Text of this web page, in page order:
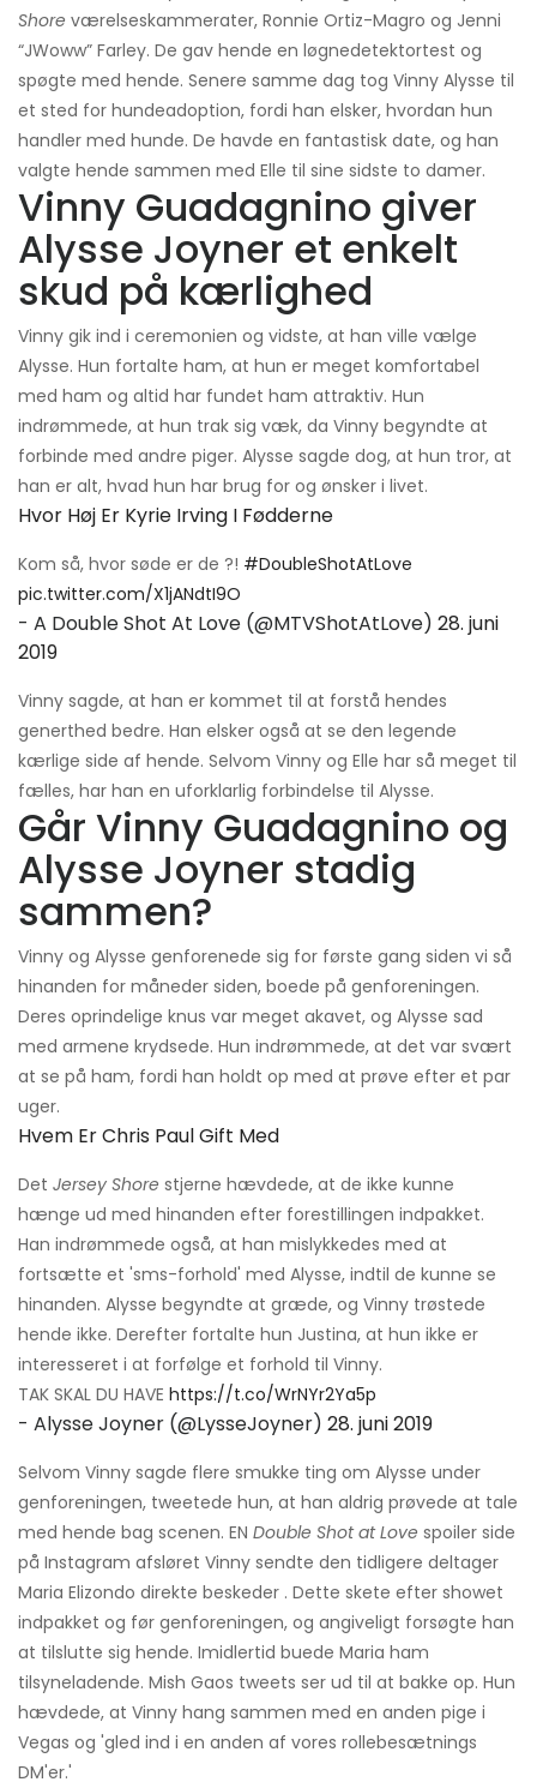
Shore værelseskammerater, Ronnie Ortiz-Magro og Jenni
“JWoww” Farley. De gav hende en løgnedetektortest og
spøgte med hende. Senere samme dag tog Vinny Alysse til
et sted for hundeadoption, fordi han elsker, hvordan hun
handler med hunde. De havde en fantastisk date, og han
valgte hende sammen med Elle til sine sidste to damer.
Vinny Guadagnino giver
Alysse Joyner et enkelt
skud på kærlighed
Vinny gik ind i ceremonien og vidste, at han ville vælge
Alysse. Hun fortalte ham, at hun er meget komfortabel
med ham og altid har fundet ham attraktiv. Hun
indrømmede, at hun trak sig væk, da Vinny begyndte at
forbinde med andre piger. Alysse sagde dog, at hun tror, ​​at
han er alt, hvad hun har brug for og ønsker i livet.
Hvor Høj Er Kyrie Irving I Fødderne
Kom så, hvor søde er de ?! #DoubleShotAtLove
pic.twitter.com/X1jANdtI9O
- A Double Shot At Love (@MTVShotAtLove) 28. juni
2019
Vinny sagde, at han er kommet til at forstå hendes
generthed bedre. Han elsker også at se den legende
kærlige side af hende. Selvom Vinny og Elle har så meget til
fælles, har han en uforklarlig forbindelse til Alysse.
Går Vinny Guadagnino og
Alysse Joyner stadig
sammen?
Vinny og Alysse genforenede sig for første gang siden vi så
hinanden for måneder siden, boede på genforeningen.
Deres oprindelige knus var meget akavet, og Alysse sad
med armene krydsede. Hun indrømmede, at det var svært
at se på ham, fordi han holdt op med at prøve efter et par
uger.
Hvem Er Chris Paul Gift Med
Det Jersey Shore stjerne hævdede, at de ikke kunne
hænge ud med hinanden efter forestillingen indpakket.
Han indrømmede også, at han mislykkedes med at
fortsætte et 'sms-forhold' med Alysse, indtil de kunne se
hinanden. Alysse begyndte at græde, og Vinny trøstede
hende ikke. Derefter fortalte hun Justina, at hun ikke er
interesseret i at forfølge et forhold til Vinny.
TAK SKAL DU HAVE https://t.co/WrNYr2Ya5p
- Alysse Joyner (@LysseJoyner) 28. juni 2019
Selvom Vinny sagde flere smukke ting om Alysse under
genforeningen, tweetede hun, at han aldrig prøvede at tale
med hende bag scenen. EN Double Shot at Love spoiler side
på Instagram afsløret Vinny sendte den tidligere deltager
Maria Elizondo direkte beskeder . Dette skete efter showet
indpakket og før genforeningen, og angiveligt forsøgte han
at tilslutte sig hende. Imidlertid buede Maria ham
tilsyneladende. Mish Gaos tweets ser ud til at bakke op. Hun
hævdede, at Vinny hang sammen med en anden pige i
Vegas og 'gled ind i en anden af ​​vores rollebesætnings
DM'er.'